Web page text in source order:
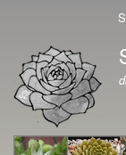
Branding der